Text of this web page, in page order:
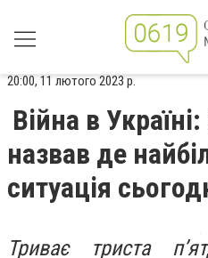
20:00, 11 лютого 2023 р.
Війна в
назвав де
ситуація
Триває триста